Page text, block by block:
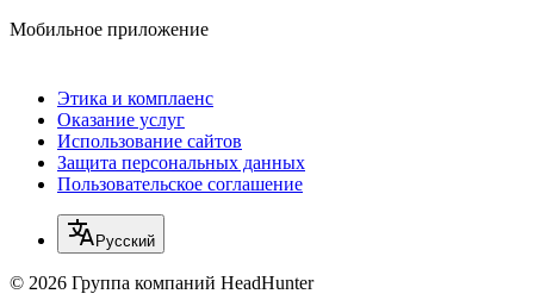
Мобильное приложение
Этика и комплаенс
Оказание услуг
Использование сайтов
Защита персональных данных
Пользовательское соглашение
Русский
© 2026 Группа компаний HeadHunter